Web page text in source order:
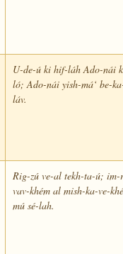
U-de-ú ki hif-láh Ado-nái
ló; Ado-nái yish-má‘ be-
láv.
Rig-zú ve-al tekh-ta-ú;
vav-khém al mish-ka-ve-
mú sé-lah.